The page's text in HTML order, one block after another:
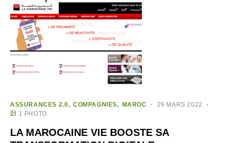
ASSURANCES 2.0 COMPAGNIES MAROC
29 MARS 2022
1 PHOTO
LA MAROCAINE VIE BOOSTE SA